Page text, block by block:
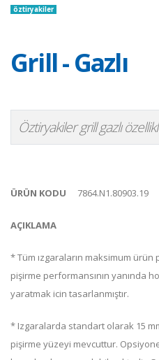
Grill - Gazlı
Öztiryakiler grill gazlı
ÜRÜN KODU 7864.N1.80903.19
AÇIKLAMA
* Tüm ızgaraların maksimum
pişirme performansının yanında
yaratmak icin tasarlanmıştır.
* Izgaralarda standart olarak 15
pişirme yüzeyi mevcuttur.
öztiryakiler